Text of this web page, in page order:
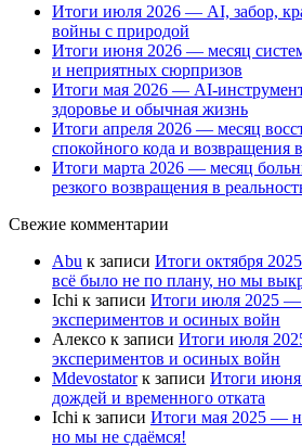
Итоги июля 2026 — AI, забор,
войны с природой
Итоги июня 2026 — месяц
и неприятных сюрпризов
Итоги мая 2026 — AI-
здоровье и обычная жизнь
Итоги апреля 2026 — месяц
спокойного кода и возвращения
Итоги марта 2026 — месяц
резкого возвращения в
Свежие комментарии
Abu к записи Итоги октября
всё было не по плану, но мы
Ichi к записи Итоги июля 2025 —
экспериментов и осиных войн
Алексо к записи Итоги июля
экспериментов и осиных войн
Mdevostatorк записи Итоги
дождей и временного отката
Ichi к записи Итоги мая 2025 —
но мы не сдаёмся!